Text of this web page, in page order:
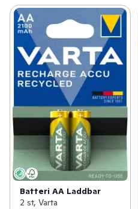
Batteri AA Laddbar
2 st, Varta